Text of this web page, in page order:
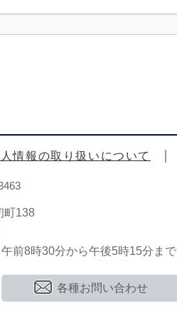
情報の取り扱いについて
町138
前8時30分から午後5時15分まで
各種お問い合わせ